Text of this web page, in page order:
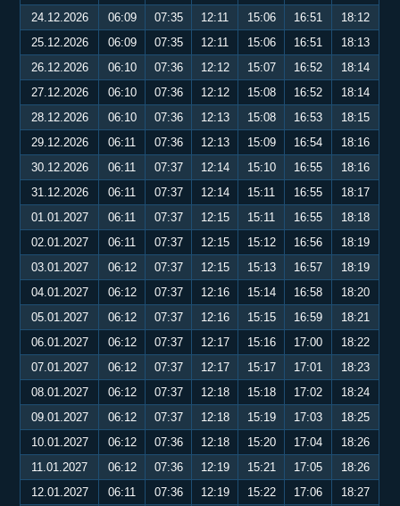
24.12.2026
06:09 07:35 12:11 15:06 16:51
18:12
25.12.2026
06:09 07:35 12:11 15:06 16:51
18:13
26.12.2026
06:10 07:36 12:12 15:07 16:52
18:14
27.12.2026
06:10 07:36 12:12 15:08 16:52
18:14
28.12.2026
06:10 07:36 12:13 15:08 16:53
18:15
29.12.2026
06:11 07:36 12:13 15:09 16:54
18:16
30.12.2026
06:11 07:37 12:14 15:10 16:55
18:16
31.12.2026
06:11 07:37 12:14 15:11 16:55
18:17
01.01.2027
06:11 07:37 12:15 15:11 16:55
18:18
02.01.2027
06:11 07:37 12:15 15:12 16:56
18:19
03.01.2027
06:12 07:37 12:15 15:13 16:57
18:19
04.01.2027
06:12 07:37 12:16 15:14 16:58
18:20
05.01.2027
06:12 07:37 12:16 15:15 16:59
18:21
06.01.2027
06:12 07:37 12:17 15:16 17:00
18:22
07.01.2027
06:12 07:37 12:17 15:17 17:01
18:23
08.01.2027
06:12 07:37 12:18 15:18 17:02
18:24
09.01.2027
06:12 07:37 12:18 15:19 17:03
18:25
10.01.2027
06:12 07:36 12:18 15:20 17:04
18:26
11.01.2027
06:12 07:36 12:19 15:21 17:05
18:26
12.01.2027
06:11 07:36 12:19 15:22 17:06
18:27